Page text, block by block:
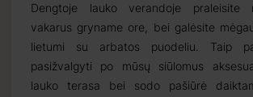
Dengtoje lauko verandoje praleisite
vakarus gryname ore, bei galėsite
lietumi su arbatos puodeliu. Taip
pasižvalgyti po mūsų siūlomus
lauko terasa bei sodo pašiūrė